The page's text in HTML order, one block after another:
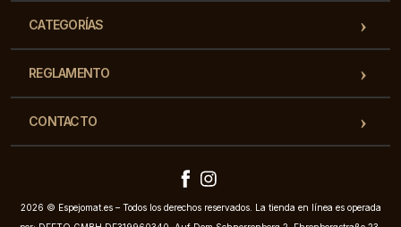
CATEGORÍAS
REGLAMENTO
CONTACTO
2026 © Espejomat.es – Todos los derechos reservados. La tienda en línea es operada